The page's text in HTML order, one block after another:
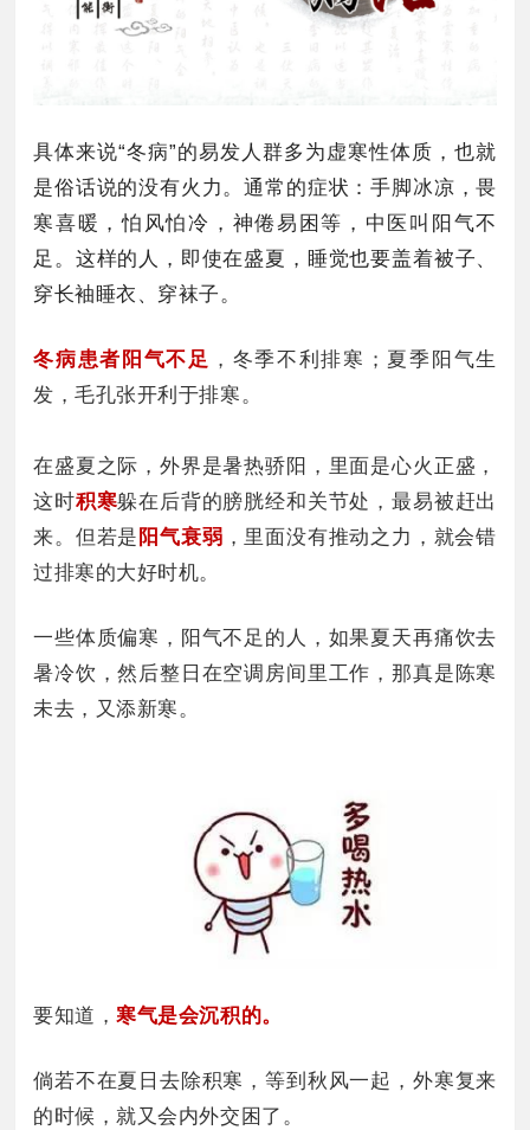
具体来说“冬病”的易发人群多为虚寒性体质，也就
是俗话说的没有火力。通常的症状：手脚冰凉，畏
寒喜暖，怕风怕冷，神倦易困等，中医叫阳气不
足。这样的人，即使在盛夏，睡觉也要盖着被子、
穿长袖睡衣、穿袜子。
冬病患者阳气不足 ，冬季不利排寒；夏季阳气生
发，毛孔张开利于排寒。
在盛夏之际，外界是暑热骄阳，里面是心火正盛，
这时积寒躲在后背的膀胱经和关节处，最易被赶出
来。但若是 阳气衰弱 ，里面没有推动之力，就会错
过排寒的大好时机。
一些体质偏寒，阳气不足的人，如果夏天再痛饮去
暑冷饮，然后整日在空调房间里工作，那真是陈寒
未去，又添新寒。
要知道，寒气是会沉积的。
倘若不在夏日去除积寒，等到秋风一起，外寒复来
的时候，就又会内外交困了。